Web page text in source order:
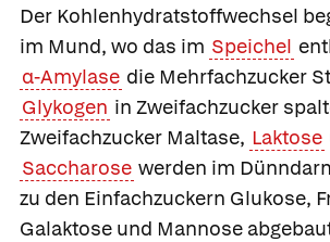
Der Kohlenhydratstoffwechsel
im Mund, wo das im Speichel
α-Amylase die Mehrfachzucker
Glykogen in Zweifachzucker
Zweifachzucker Maltase, Laktose
Saccharose werden im
zu den Einfachzuckern Glukose,
Galaktose und Mannose